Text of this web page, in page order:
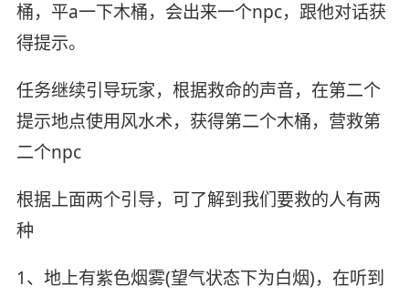
桶，平a一下木桶，会出来一个npc，跟他对话获
得提示。
任务继续引导玩家，根据救命的声音，在第二个
提示地点使用风水术，获得第二个木桶，营救第
二个npc
根据上面两个引导，可了解到我们要救的人有两
种
1、地上有紫色烟雾(望气状态下为白烟)，在听到